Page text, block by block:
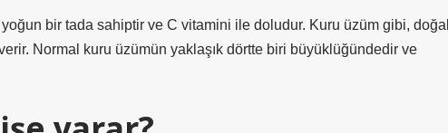
yoğun bir tada sahiptir ve C vitamini ile doludur. Kuru üzüm gibi,
Normal kuru üzümün yaklaşık dörtte biri büyüklüğündedir ve